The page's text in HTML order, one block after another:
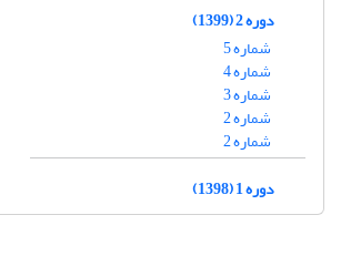
دوره 2 (1399)
شماره 5
شماره 4
شماره 3
شماره 2
شماره 2
دوره 1 (1398)